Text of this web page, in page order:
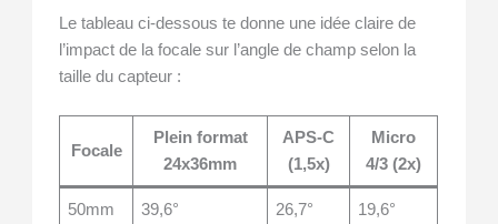
Le tableau ci-dessous te donne une idée claire de
l’impact de la focale sur l’angle de champ selon la
taille du capteur :
Focale
Plein format
24x36mm
APS-C
(1,5x)
Micro
4/3 (2x)
50mm 39,6° 26,7° 19,6°